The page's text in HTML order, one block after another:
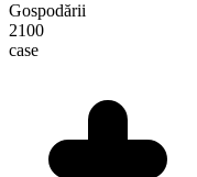
Gospodării
2100
case